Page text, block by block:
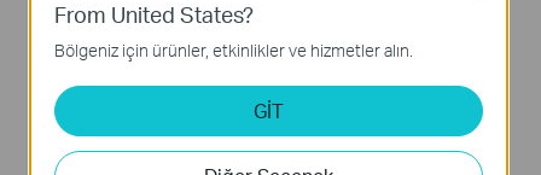
Daha Fazla
From United States?
Bölgeniz için ürünler, etkinlikler ve hizmetler alın.
GİT